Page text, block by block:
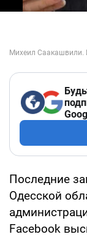
Последние
Одесской
Facebook